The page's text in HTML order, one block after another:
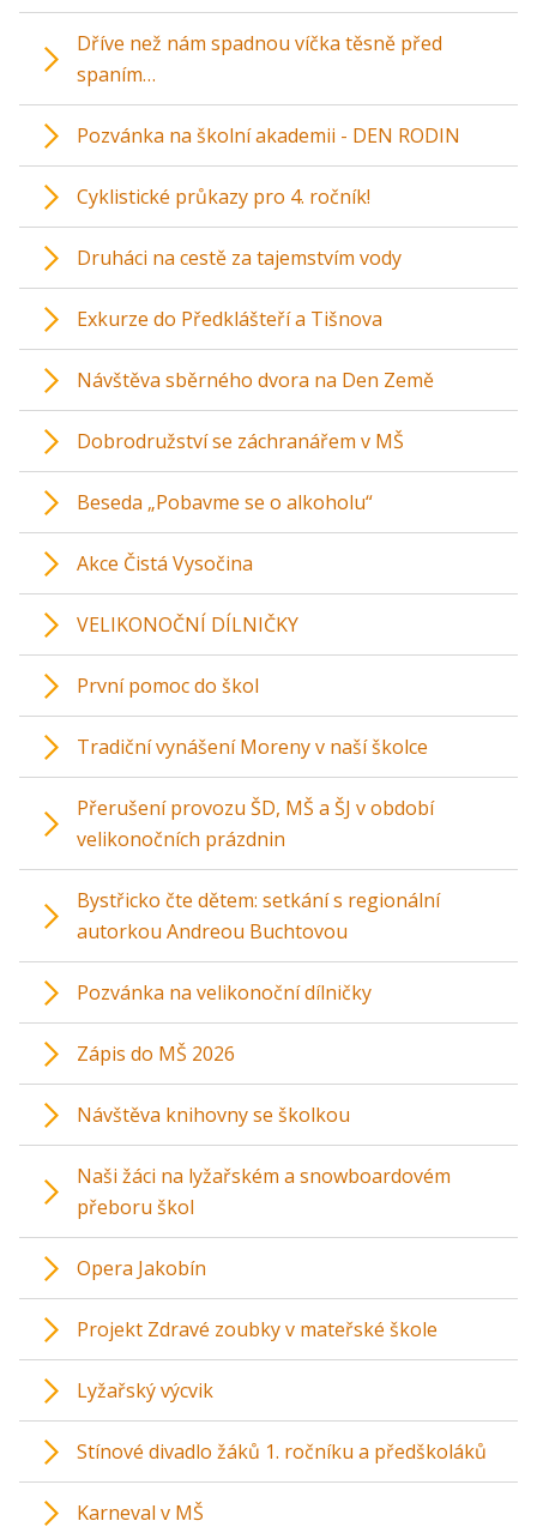
Dříve než nám spadnou víčka těsně před
spaním…
Pozvánka na školní akademii - DEN RODIN
Cyklistické průkazy pro 4. ročník!
Druháci na cestě za tajemstvím vody
Exkurze do Předklášteří a Tišnova
Návštěva sběrného dvora na Den Země
Dobrodružství se záchranářem v MŠ
Beseda „Pobavme se o alkoholu“
Akce Čistá Vysočina
VELIKONOČNÍ DÍLNIČKY
První pomoc do škol
Tradiční vynášení Moreny v naší školce
Přerušení provozu ŠD, MŠ a ŠJ v období
velikonočních prázdnin
Bystřicko čte dětem: setkání s regionální
autorkou Andreou Buchtovou
Pozvánka na velikonoční dílničky
Zápis do MŠ 2026
Návštěva knihovny se školkou
Naši žáci na lyžařském a snowboardovém
přeboru škol
Opera Jakobín
Projekt Zdravé zoubky v mateřské škole
Lyžařský výcvik
Stínové divadlo žáků 1. ročníku a předškoláků
Karneval v MŠ